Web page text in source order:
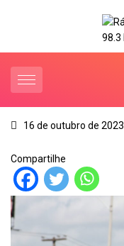
16 de outubro de 2023
Compartilhe